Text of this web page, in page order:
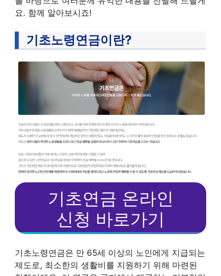
요. 함께 알아보시죠!
기초노령연금이란?
기초연금 온라인
신청 바로가기
기초노령연금은 만 65세 이상의 노인에게 지급되는
제도로, 최소한의 생활비를 지원하기 위해 마련된